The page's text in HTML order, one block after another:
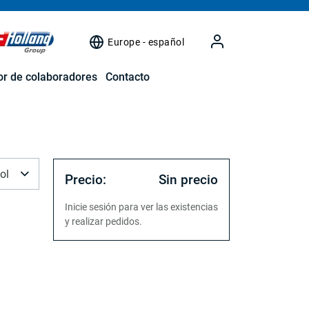
Europe - español
de colaboradores Contacto
Precio: Sin precio
Inicie sesión para ver las existencias
y realizar pedidos.